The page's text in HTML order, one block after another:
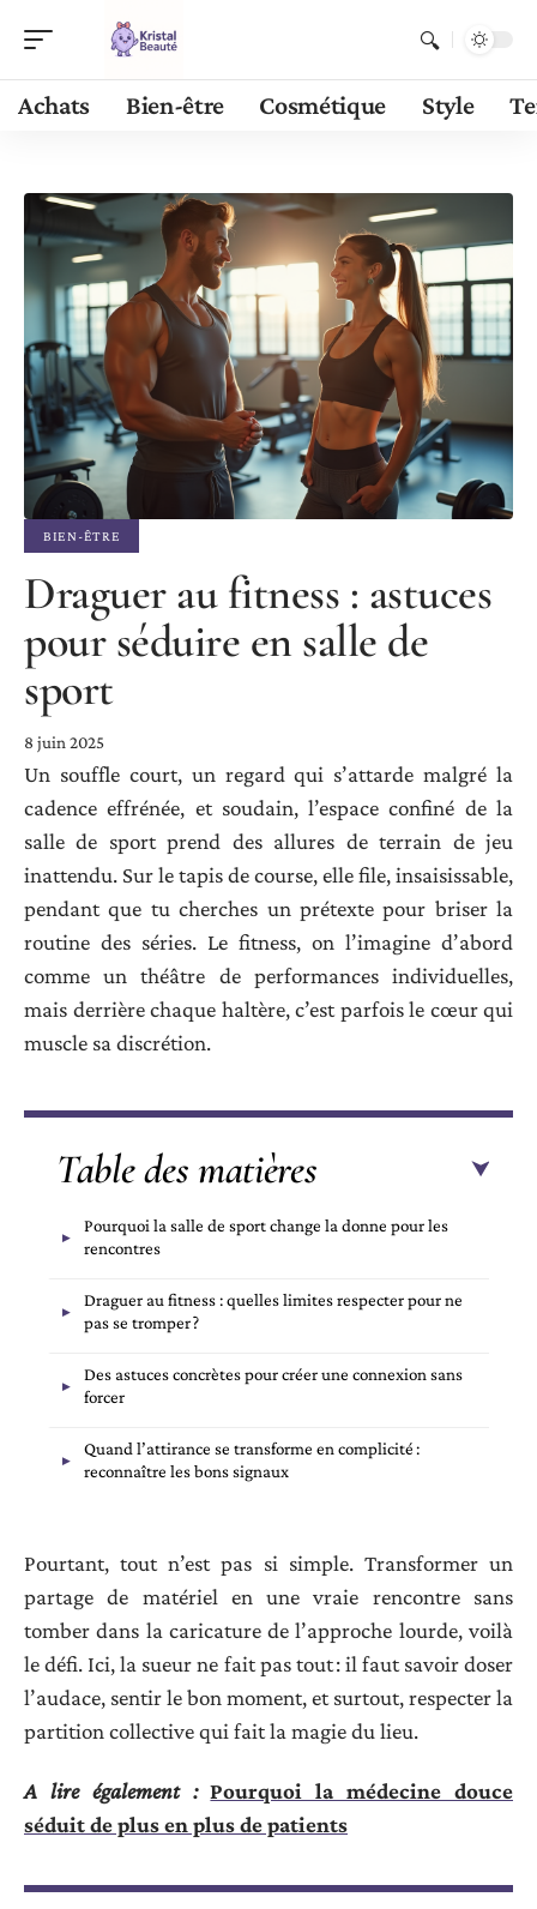
Achats Bien-être Cosmétique Style
BIEN-ÊTRE
Draguer au fitness : astuces
pour séduire en salle de
sport
8 juin 2025
Un souffle court, un regard qui s’attarde malgré la
cadence effrénée, et soudain, l’espace confiné de la
salle de sport prend des allures de terrain de jeu
inattendu. Sur le tapis de course, elle file, insaisissable,
pendant que tu cherches un prétexte pour briser la
routine des séries. Le fitness, on l’imagine d’abord
comme un théâtre de performances individuelles,
mais derrière chaque haltère, c’est parfois le cœur qui
muscle sa discrétion.
Table des matières
Pourquoi la salle de sport change la donne pour les
rencontres
Draguer au fitness : quelles limites respecter pour ne
pas se tromper ?
Des astuces concrètes pour créer une connexion sans
forcer
Quand l’attirance se transforme en complicité :
reconnaître les bons signaux
Pourtant, tout n’est pas si simple. Transformer un
partage de matériel en une vraie rencontre sans
tomber dans la caricature de l’approche lourde, voilà
le défi. Ici, la sueur ne fait pas tout : il faut savoir doser
l’audace, sentir le bon moment, et surtout, respecter la
partition collective qui fait la magie du lieu.
A lire également : Pourquoi la médecine douce
séduit de plus en plus de patients